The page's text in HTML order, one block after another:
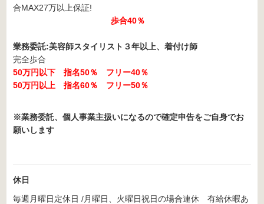
合MAX27万以上保証!
歩合40％
業務委託:美容師スタイリスト３年以上、着付け師
完全歩合
50万円以下 指名50％ フリー40％
50万円以上 指名60％ フリー50％
※業務委託、個人事業主扱いになるので確定申告をご自身でお
願いします
休日
毎週月曜日定休日 /月曜日、火曜日祝日の場合連休 有給休暇あ